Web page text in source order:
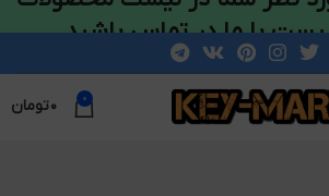
0 ۰تومان
با ما در تماس باشید